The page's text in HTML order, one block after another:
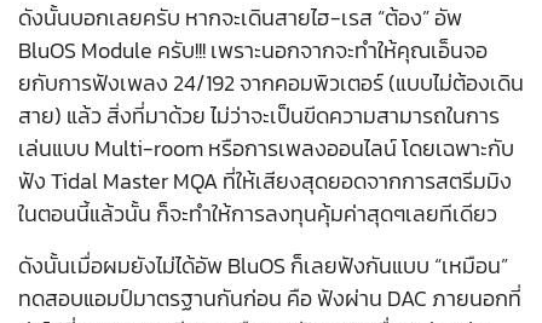
ดังนั้นบอกเลยครับ หากจะเดินสายไฮ-เรส “ต้อง” อัพ
BluOS Module ครับ!!! เพราะนอกจากจะทำให้คุณเอ็นจอ
ยกับการฟังเพลง 24/192 จากคอมพิวเตอร์ (แบบไม่ต้องเดิน
สาย) แล้ว สิ่งที่มาด้วย ไม่ว่าจะเป็นขีดความสามารถในการ
เล่นแบบ Multi-room หรือการเพลงออนไลน์ โดยเฉพาะกับ
ฟัง Tidal Master MQA ที่ให้เสียงสุดยอดจากการสตรีมมิง
ในตอนนี้แล้วนั้น ก็จะทำให้การลงทุนคุ้มค่าสุดๆเลยทีเดียว
ดังนั้นเมื่อผมยังไม่ได้อัพ BluOS ก็เลยฟังกันแบบ “เหมือน”
ทดสอบแอมป์มาตรฐานกันก่อน คือ ฟังผ่าน DAC ภายนอกที่